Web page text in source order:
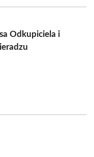
Odkupiciela i